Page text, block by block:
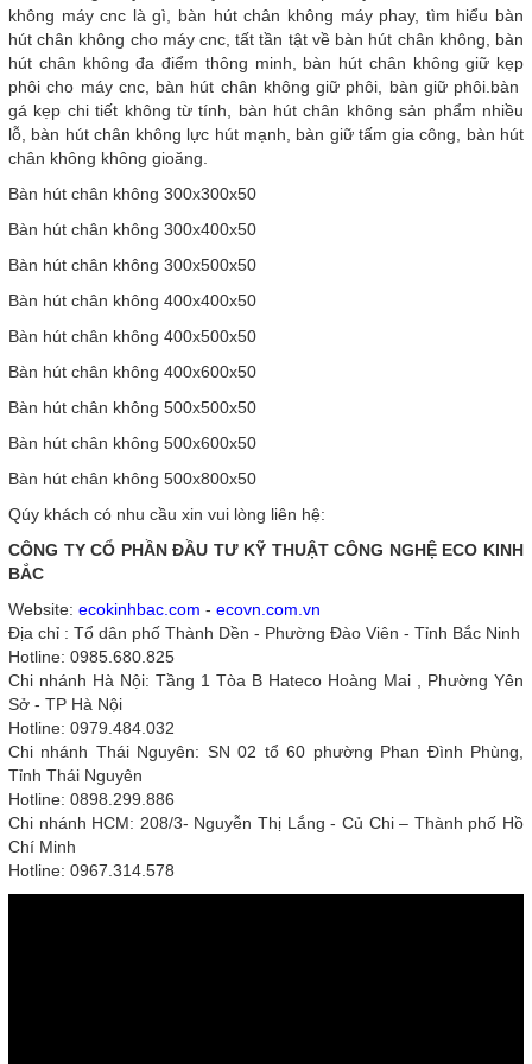
không máy cnc là gì, bàn hút chân không máy phay, tìm hiểu bàn
hút chân không cho máy cnc, tất tần tật về bàn hút chân không, bàn
hút chân không đa điểm thông minh, bàn hút chân không giữ kẹp
phôi cho máy cnc, bàn hút chân không giữ phôi, bàn giữ phôi.bàn
gá kẹp chi tiết không từ tính, bàn hút chân không sản phẩm nhiều
lỗ, bàn hút chân không lực hút mạnh, bàn giữ tấm gia công, bàn hút
chân không không gioăng.
Bàn hút chân không 300x300x50
Bàn hút chân không 300x400x50
Bàn hút chân không 300x500x50
Bàn hút chân không 400x400x50
Bàn hút chân không 400x500x50
Bàn hút chân không 400x600x50
Bàn hút chân không 500x500x50
Bàn hút chân không 500x600x50
Bàn hút chân không 500x800x50
Qúy khách có nhu cầu xin vui lòng liên hệ:
CÔNG TY CỔ PHẦN ĐẦU TƯ KỸ THUẬT CÔNG NGHỆ ECO KINH
BẮC
Website: ecokinhbac.com - ecovn.com.vn
Địa chỉ : Tổ dân phố Thành Dền - Phường Đào Viên - Tỉnh Bắc Ninh
Hotline: 0985.680.825
Chi nhánh Hà Nội: Tầng 1 Tòa B Hateco Hoàng Mai , Phường Yên
Sở - TP Hà Nội
Hotline: 0979.484.032
Chi nhánh Thái Nguyên: SN 02 tổ 60 phường Phan Đình Phùng,
Tỉnh Thái Nguyên
Hotline: 0898.299.886
Chi nhánh HCM: 208/3- Nguyễn Thị Lắng - Củ Chi – Thành phố Hồ
Chí Minh
Hotline: 0967.314.578